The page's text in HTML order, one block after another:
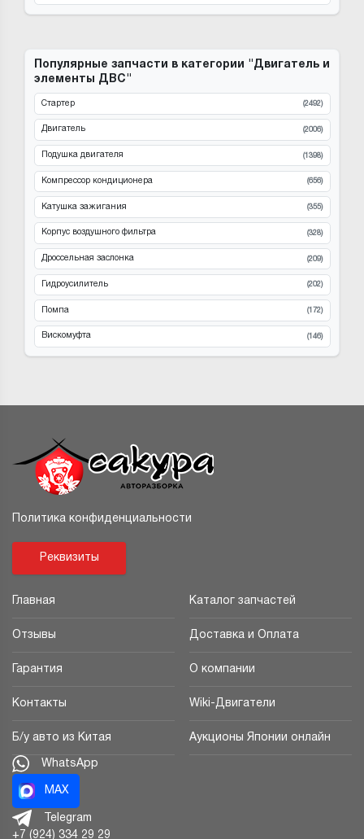
Популярные запчасти в категории "Двигатель и
элементы ДВС"
Стартер (2492)
Двигатель (2006)
Подушка двигателя (1398)
Компрессор кондиционера (656)
Катушка зажигания (355)
Корпус воздушного фильтра (328)
Дроссельная заслонка (209)
Гидроусилитель (202)
Помпа (172)
Вискомуфта (146)
Политика конфиденциальности
Реквизиты
Главная Каталог запчастей
Отзывы Доставка и Оплата
Гарантия О компании
Контакты Wiki-Двигатели
Б/у авто из Китая Аукционы Японии онлайн
WhatsApp
MAX
Telegram
+7 (924) 334 29 29